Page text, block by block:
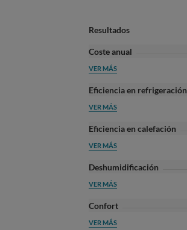
Resultados
Coste anual
VER MÁS
Eficiencia en refrigeración
VER MÁS
Eficiencia en calefación
VER MÁS
Deshumidificación
VER MÁS
Confort
VER MÁS